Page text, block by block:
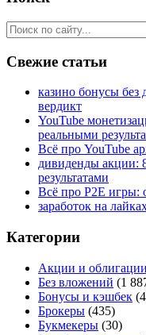
Свежие статьи
казино бонусы без
вердикт
YouTube
реальными
Всё про YouTube
дивиденды акции:
результатами
Всё про P2E игры:
заработок на
Категории
Акции и облигации
Без вложений (1
Бонусы и кэшбек
Брокеры (435)
Букмекеры (30)